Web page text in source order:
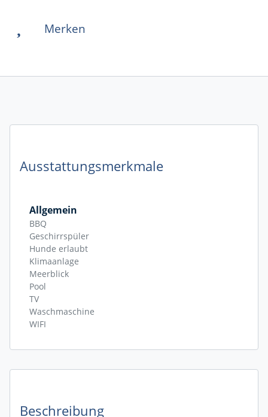
Merken
Ausstattungsmerkmale
Allgemein
BBQ
Geschirrspüler
Hunde erlaubt
Klimaanlage
Meerblick
Pool
TV
Waschmaschine
WIFI
Beschreibung